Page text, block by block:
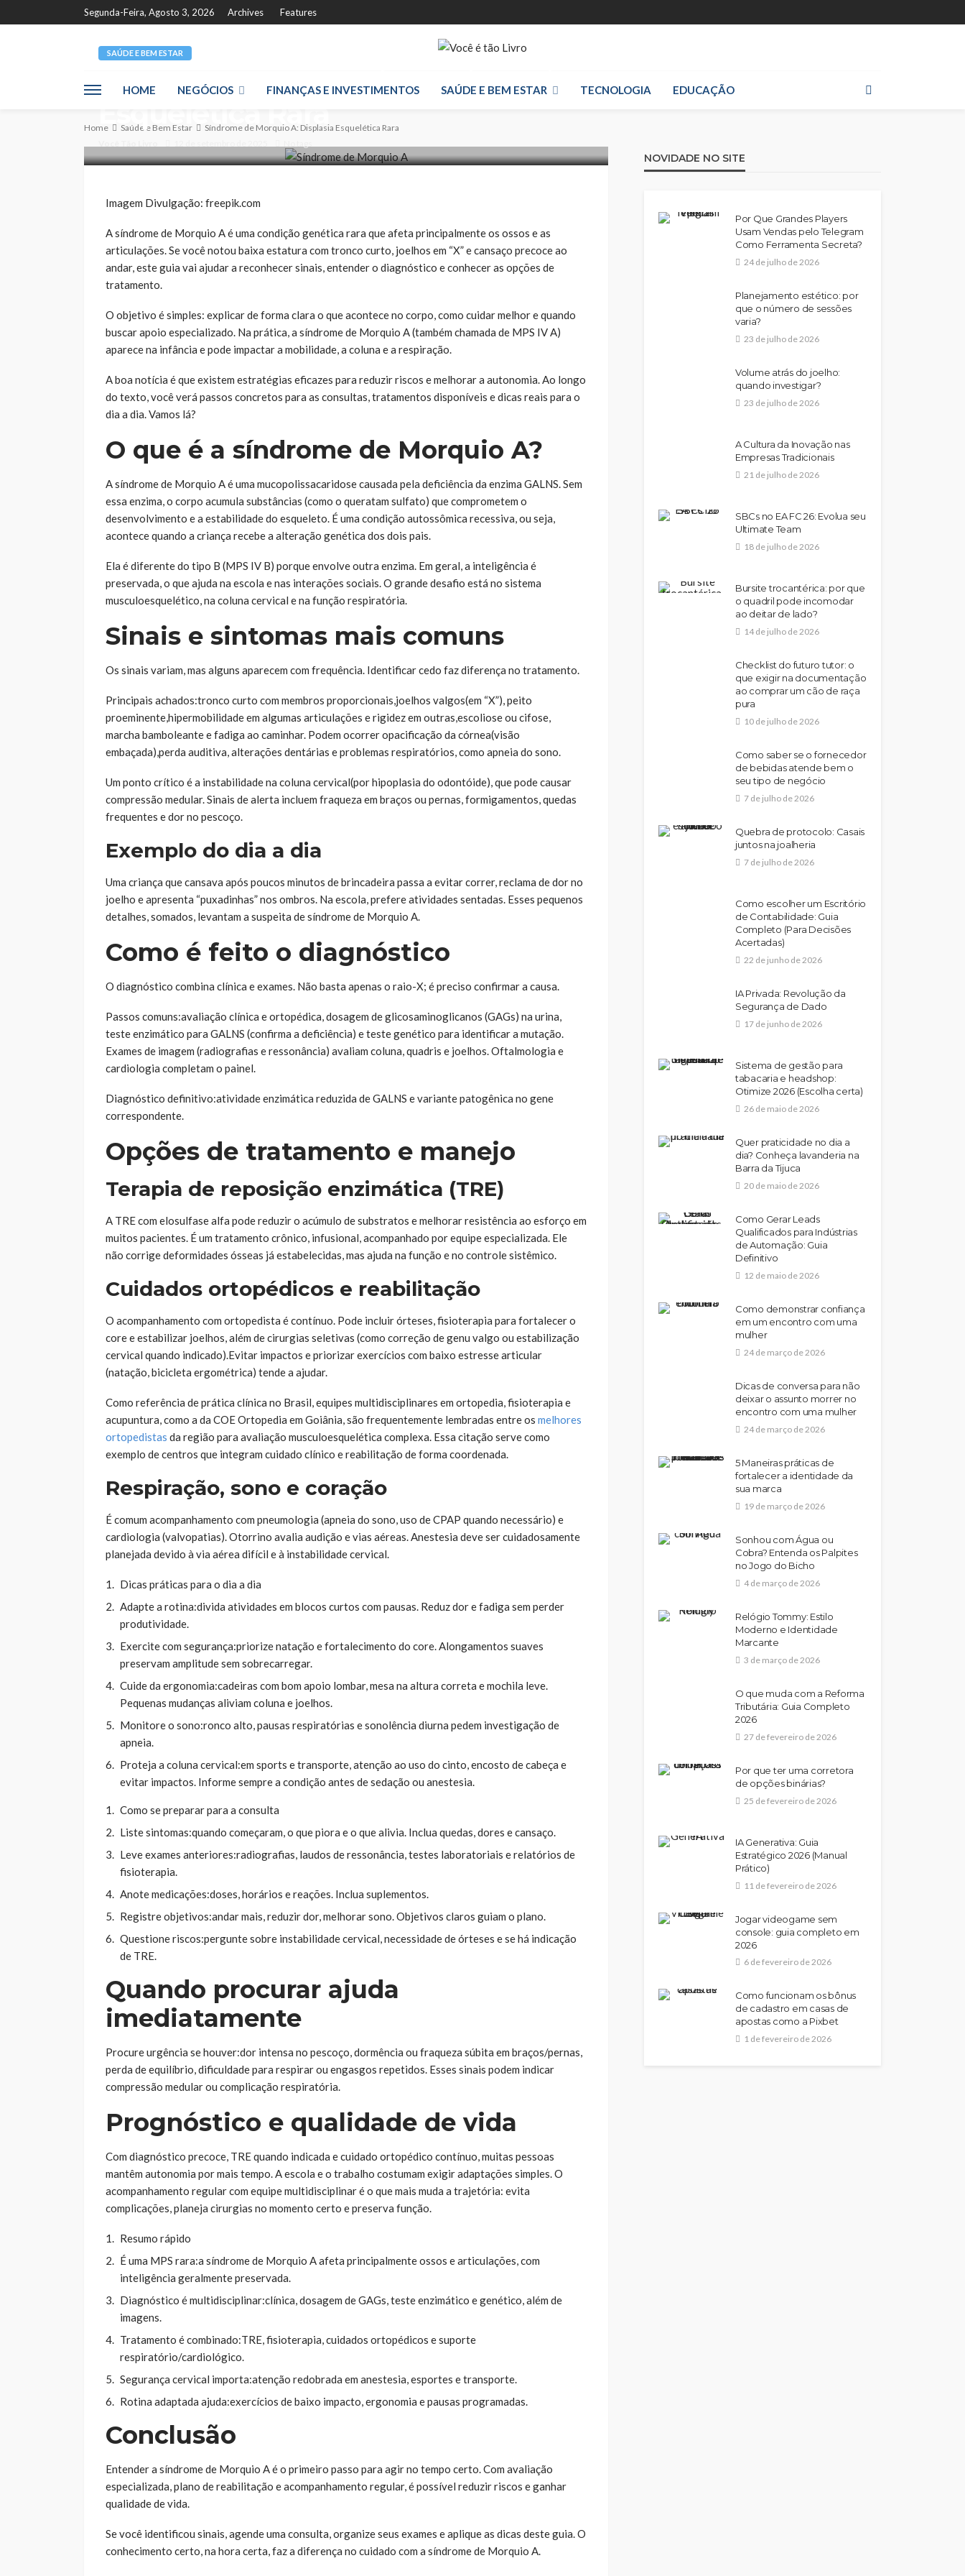
Segunda-Feira, Agosto 3, 2026 Archives Features
HOME NEGÓCIOS FINANÇAS E INVESTIMENTOS SAÚDE E BEM ESTAR TECNOLOGIA EDUCAÇÃO
Home Saúde e Bem Estar Síndrome de Morquio A: Displasia Esquelética Rara
SAÚDE E BEM ESTAR
Síndrome de Morquio A: Displasia
Imagem Divulgação: freepik.com
A síndrome de Morquio A é uma condição genética rara que afeta principalmente os ossos e as
articulações. Se você notou baixa estatura com tronco curto, joelhos em “X” e cansaço precoce ao
andar, este guia vai ajudar a reconhecer sinais, entender o diagnóstico e conhecer as opções de
tratamento.
O objetivo é simples: explicar de forma clara o que acontece no corpo, como cuidar melhor e quando
buscar apoio especializado. Na prática, a síndrome de Morquio A (também chamada de MPS IV A)
aparece na infância e pode impactar a mobilidade, a coluna e a respiração.
A boa notícia é que existem estratégias eficazes para reduzir riscos e melhorar a autonomia. Ao longo
do texto, você verá passos concretos para as consultas, tratamentos disponíveis e dicas reais para o
dia a dia. Vamos lá?
O que é a síndrome de Morquio A?
A síndrome de Morquio A é uma mucopolissacaridose causada pela deficiência da enzima GALNS. Sem
essa enzima, o corpo acumula substâncias (como o queratam sulfato) que comprometem o
desenvolvimento e a estabilidade do esqueleto. É uma condição autossômica recessiva, ou seja,
acontece quando a criança recebe a alteração genética dos dois pais.
Ela é diferente do tipo B (MPS IV B) porque envolve outra enzima. Em geral, a inteligência é
preservada, o que ajuda na escola e nas interações sociais. O grande desafio está no sistema
musculoesquelético, na coluna cervical e na função respiratória.
Sinais e sintomas mais comuns
Os sinais variam, mas alguns aparecem com frequência. Identificar cedo faz diferença no tratamento.
Principais achados:tronco curto com membros proporcionais,joelhos valgos(em “X”), peito
proeminente,hipermobilidade em algumas articulações e rigidez em outras,escoliose ou cifose,
marcha bamboleante e fadiga ao caminhar. Podem ocorrer opacificação da córnea(visão
embaçada),perda auditiva, alterações dentárias e problemas respiratórios, como apneia do sono.
Um ponto crítico é a instabilidade na coluna cervical(por hipoplasia do odontóide), que pode causar
compressão medular. Sinais de alerta incluem fraqueza em braços ou pernas, formigamentos, quedas
frequentes e dor no pescoço.
Exemplo do dia a dia
Uma criança que cansava após poucos minutos de brincadeira passa a evitar correr, reclama de dor no
joelho e apresenta “puxadinhas” nos ombros. Na escola, prefere atividades sentadas. Esses pequenos
detalhes, somados, levantam a suspeita de síndrome de Morquio A.
Como é feito o diagnóstico
O diagnóstico combina clínica e exames. Não basta apenas o raio-X; é preciso confirmar a causa.
Passos comuns:avaliação clínica e ortopédica, dosagem de glicosaminoglicanos (GAGs) na urina,
teste enzimático para GALNS (confirma a deficiência) e teste genético para identificar a mutação.
Exames de imagem (radiografias e ressonância) avaliam coluna, quadris e joelhos. Oftalmologia e
cardiologia completam o painel.
Diagnóstico definitivo:atividade enzimática reduzida de GALNS e variante patogênica no gene
correspondente.
Opções de tratamento e manejo
Terapia de reposição enzimática (TRE)
A TRE com elosulfase alfa pode reduzir o acúmulo de substratos e melhorar resistência ao esforço em
muitos pacientes. É um tratamento crônico, infusional, acompanhado por equipe especializada. Ele
não corrige deformidades ósseas já estabelecidas, mas ajuda na função e no controle sistêmico.
Cuidados ortopédicos e reabilitação
O acompanhamento com ortopedista é contínuo. Pode incluir órteses, fisioterapia para fortalecer o
core e estabilizar joelhos, além de cirurgias seletivas (como correção de genu valgo ou estabilização
cervical quando indicado).Evitar impactos e priorizar exercícios com baixo estresse articular
(natação, bicicleta ergométrica) tende a ajudar.
Como referência de prática clínica no Brasil, equipes multidisciplinares em ortopedia, fisioterapia e
acupuntura, como a da COE Ortopedia em Goiânia, são frequentemente lembradas entre os melhores
ortopedistas da região para avaliação musculoesquelética complexa. Essa citação serve como
exemplo de centros que integram cuidado clínico e reabilitação de forma coordenada.
Respiração, sono e coração
É comum acompanhamento com pneumologia (apneia do sono, uso de CPAP quando necessário) e
cardiologia (valvopatias). Otorrino avalia audição e vias aéreas. Anestesia deve ser cuidadosamente
planejada devido à via aérea difícil e à instabilidade cervical.
Dicas práticas para o dia a dia
Adapte a rotina:divida atividades em blocos curtos com pausas. Reduz dor e fadiga sem perder
produtividade.
Exercite com segurança:priorize natação e fortalecimento do core. Alongamentos suaves
preservam amplitude sem sobrecarregar.
Cuide da ergonomia:cadeiras com bom apoio lombar, mesa na altura correta e mochila leve.
Pequenas mudanças aliviam coluna e joelhos.
Monitore o sono:ronco alto, pausas respiratórias e sonolência diurna pedem investigação de
apneia.
Proteja a coluna cervical:em sports e transporte, atenção ao uso do cinto, encosto de cabeça e
evitar impactos. Informe sempre a condição antes de sedação ou anestesia.
Como se preparar para a consulta
Liste sintomas:quando começaram, o que piora e o que alivia. Inclua quedas, dores e cansaço.
Leve exames anteriores:radiografias, laudos de ressonância, testes laboratoriais e relatórios de
fisioterapia.
Anote medicações:doses, horários e reações. Inclua suplementos.
Registre objetivos:andar mais, reduzir dor, melhorar sono. Objetivos claros guiam o plano.
Questione riscos:pergunte sobre instabilidade cervical, necessidade de órteses e se há indicação
de TRE.
Quando procurar ajuda
imediatamente
Procure urgência se houver:dor intensa no pescoço, dormência ou fraqueza súbita em braços/pernas,
perda de equilíbrio, dificuldade para respirar ou engasgos repetidos. Esses sinais podem indicar
compressão medular ou complicação respiratória.
Prognóstico e qualidade de vida
Com diagnóstico precoce, TRE quando indicada e cuidado ortopédico contínuo, muitas pessoas
mantêm autonomia por mais tempo. A escola e o trabalho costumam exigir adaptações simples. O
acompanhamento regular com equipe multidisciplinar é o que mais muda a trajetória: evita
complicações, planeja cirurgias no momento certo e preserva função.
Resumo rápido
É uma MPS rara:a síndrome de Morquio A afeta principalmente ossos e articulações, com
inteligência geralmente preservada.
Diagnóstico é multidisciplinar:clínica, dosagem de GAGs, teste enzimático e genético, além de
imagens.
Tratamento é combinado:TRE, fisioterapia, cuidados ortopédicos e suporte
respiratório/cardiológico.
Segurança cervical importa:atenção redobrada em anestesia, esportes e transporte.
Rotina adaptada ajuda:exercícios de baixo impacto, ergonomia e pausas programadas.
Conclusão
Entender a síndrome de Morquio A é o primeiro passo para agir no tempo certo. Com avaliação
especializada, plano de reabilitação e acompanhamento regular, é possível reduzir riscos e ganhar
qualidade de vida.
Se você identificou sinais, agende uma consulta, organize seus exames e aplique as dicas deste guia. O
conhecimento certo, na hora certa, faz a diferença no cuidado com a síndrome de Morquio A.
NOVIDADE NO SITE
Por Que Grandes Players
Usam Vendas pelo Telegram
Como Ferramenta Secreta?
24 de julho de 2026
Planejamento estético: por
que o número de sessões
varia?
23 de julho de 2026
Volume atrás do joelho:
quando investigar?
23 de julho de 2026
A Cultura da Inovação nas
Empresas Tradicionais
21 de julho de 2026
SBCs no EA FC 26: Evolua seu
Ultimate Team
18 de julho de 2026
Bursite trocantérica: por que
o quadril pode incomodar
ao deitar de lado?
14 de julho de 2026
Checklist do futuro tutor: o
que exigir na documentação
ao comprar um cão de raça
pura
10 de julho de 2026
Como saber se o fornecedor
de bebidas atende bem o
seu tipo de negócio
7 de julho de 2026
Quebra de protocolo: Casais
juntos na joalheria
7 de julho de 2026
Como escolher um Escritório
de Contabilidade: Guia
Completo (Para Decisões
Acertadas)
22 de junho de 2026
IA Privada: Revolução da
Segurança de Dado
17 de junho de 2026
Sistema de gestão para
tabacaria e headshop:
Otimize 2026 (Escolha certa)
26 de maio de 2026
Quer praticidade no dia a
dia? Conheça lavanderia na
Barra da Tijuca
20 de maio de 2026
Como Gerar Leads
Qualificados para Indústrias
de Automação: Guia
Definitivo
12 de maio de 2026
Como demonstrar confiança
em um encontro com uma
mulher
24 de março de 2026
Dicas de conversa para não
deixar o assunto morrer no
encontro com uma mulher
24 de março de 2026
5 Maneiras práticas de
fortalecer a identidade da
sua marca
19 de março de 2026
Sonhou com Água ou
Cobra? Entenda os Palpites
no Jogo do Bicho
4 de março de 2026
Relógio Tommy: Estilo
Moderno e Identidade
Marcante
3 de março de 2026
O que muda com a Reforma
Tributária: Guia Completo
2026
27 de fevereiro de 2026
Por que ter uma corretora
de opções binárias?
25 de fevereiro de 2026
IA Generativa: Guia
Estratégico 2026 (Manual
Prático)
11 de fevereiro de 2026
Jogar videogame sem
console: guia completo em
2026
6 de fevereiro de 2026
Como funcionam os bônus
de cadastro em casas de
apostas como a Pixbet
1 de fevereiro de 2026